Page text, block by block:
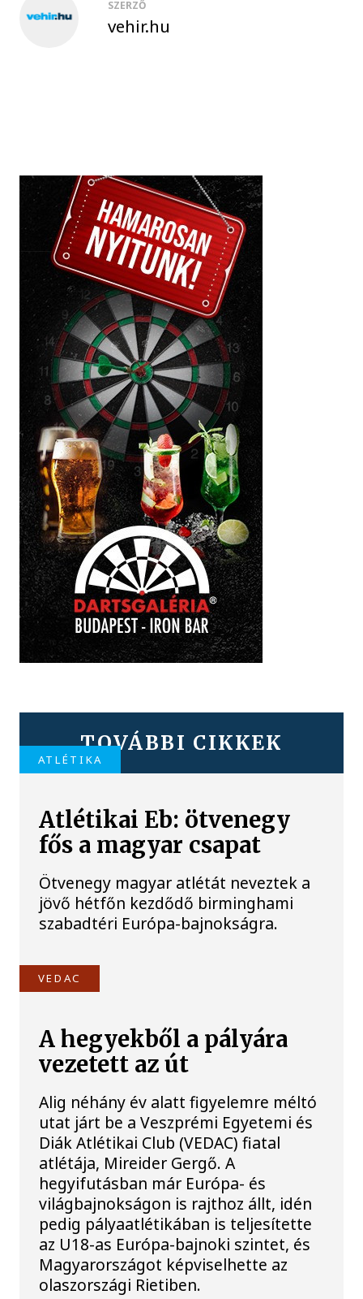
SZERZŐ
vehir.hu
TOVÁBBI CIKKEK
ATLÉTIKA
Atlétikai Eb: ötvenegy
fős a magyar csapat
Ötvenegy magyar atlétát neveztek a
jövő hétfőn kezdődő birminghami
szabadtéri Európa-bajnokságra.
VEDAC
A hegyekből a pályára
vezetett az út
Alig néhány év alatt figyelemre méltó
utat járt be a Veszprémi Egyetemi és
Diák Atlétikai Club (VEDAC) fiatal
atlétája, Mireider Gergő. A
hegyifutásban már Európa- és
világbajnokságon is rajthoz állt, idén
pedig pályaatlétikában is teljesítette
az U18-as Európa-bajnoki szintet, és
Magyarországot képviselhette az
olaszországi Rietiben.